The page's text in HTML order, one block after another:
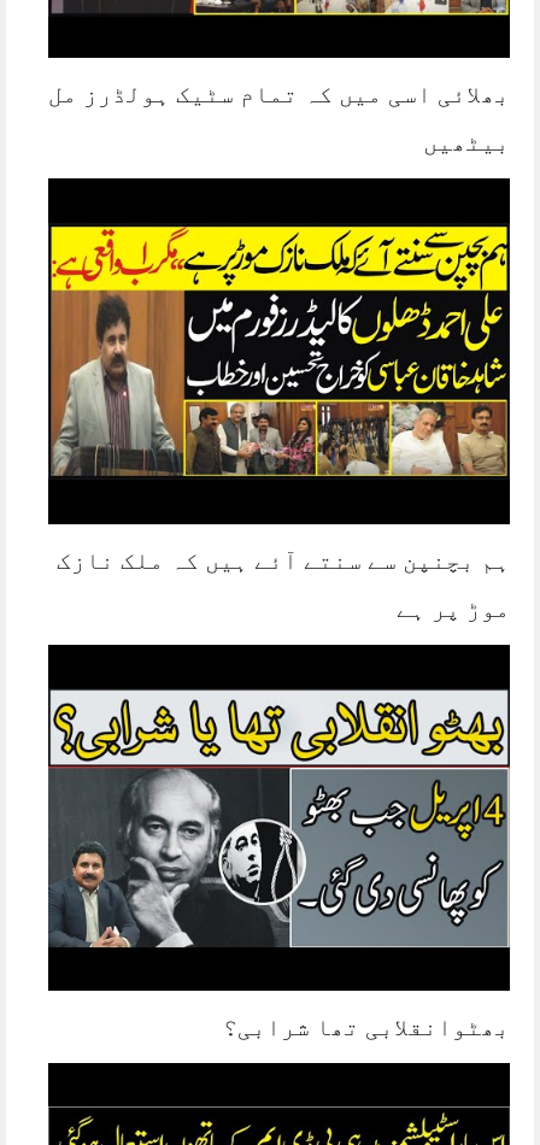
بھلائی اسی میں کہ تمام سٹیک ہولڈرز مل
بیٹھیں
ہم بچنپن سے سنتے آئے ہیں کہ ملک نازک
موڑ پر ہے
بھٹوانقلابی تھا شرابی؟